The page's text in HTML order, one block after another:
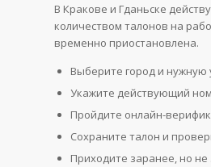
В Кракове и Гданьске
количеством талонов на
временно приостановлена.
Выберите город и нужную
Укажите действующий
Пройдите онлайн-
Сохраните талон и
Приходите заранее, но